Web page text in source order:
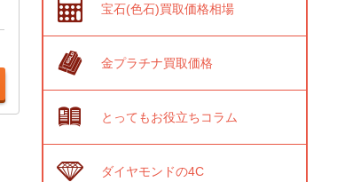
宝石(色石)買取価格相場
金プラチナ買取価格
とってもお役立ちコラム
ダイヤモンドの4C